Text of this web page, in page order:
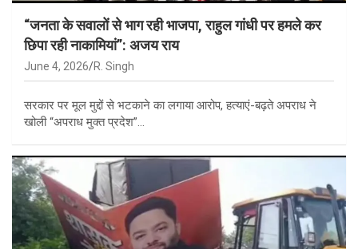
“जनता के सवालों से भाग रही भाजपा, राहुल गांधी पर हमले कर
छिपा रही नाकामियां”: अजय राय
June 4, 2026 R. Singh
सरकार पर मूल मुद्दों से भटकाने का लगाया आरोप, हत्याएं-बढ़ते अपराध ने
खोली “अपराध मुक्त प्रदेश”…